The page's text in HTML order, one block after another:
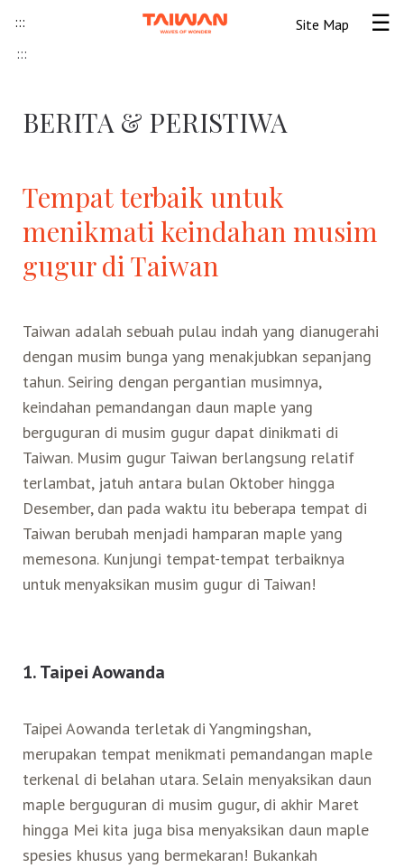
::: Site Map
Informasi Umum
Tips Wisata Taiwan
FAQ
Agen Perjalanan
Pendahuluan Taiwan
Asosiasi Pariwisata
Wisata Pegunungan
Mata Air Panas
LOHAS
Ekowisata
Budaya & Warisan
Wisata Senior
Wisata Yang Dapat Diakses
Belanja
Wisata Bermalam
Tur Bis Wisata
Wisata Alam – Scenic Spot
Taiwan Tips
Seni Budaya Lokal
Kerajinan Tangan
Teh Kelas Dunia
Kereta Api
Bis
U-Bike
Mobil
Atraksi Taiwan Bagian Utara
Atraksi Taiwan Bagian Timur
Atraksi Taiwan Bagian Tengah
Atraksi Taiwan Bagian Selatan
Taiwan Ramah Muslim
Hidangan Gourmet
Search for:
:::
BERITA & PERISTIWA
Tempat terbaik untuk
menikmati keindahan musim
gugur di Taiwan
Taiwan adalah sebuah pulau indah yang dianugerahi
dengan musim bunga yang menakjubkan sepanjang
tahun. Seiring dengan pergantian musimnya,
keindahan pemandangan daun maple yang
berguguran di musim gugur dapat dinikmati di
Taiwan. Musim gugur Taiwan berlangsung relatif
terlambat, jatuh antara bulan Oktober hingga
Desember, dan pada waktu itu beberapa tempat di
Taiwan berubah menjadi hamparan maple yang
memesona. Kunjungi tempat-tempat terbaiknya
untuk menyaksikan musim gugur di Taiwan!
1. Taipei Aowanda
Taipei Aowanda terletak di Yangmingshan,
merupakan tempat menikmati pemandangan maple
terkenal di belahan utara. Selain menyaksikan daun
maple berguguran di musim gugur, di akhir Maret
hingga Mei kita juga bisa menyaksikan daun maple
spesies khusus yang bermekaran! Bukankah